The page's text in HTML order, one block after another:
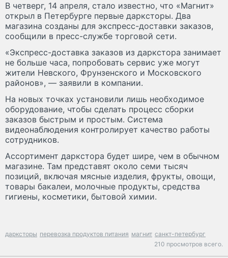
В четверг, 14 апреля, стало известно, что «Магнит»
открыл в Петербурге первые дарксторы. Два
магазина созданы для экспресс-доставки заказов,
сообщили в пресс-службе торговой сети.
«Экспресс-доставка заказов из даркстора занимает
не больше часа, попробовать сервис уже могут
жители Невского, Фрунзенского и Московского
районов», — заявили в компании.
На новых точках установили лишь необходимое
оборудование, чтобы сделать процесс сборки
заказов быстрым и простым. Система
видеонаблюдения контролирует качество работы
сотрудников.
Ассортимент даркстора будет шире, чем в обычном
магазине. Там представят около семи тысяч
позиций, включая мясные изделия, фрукты, овощи,
товары бакалеи, молочные продукты, средства
гигиены, косметики, бытовой химии.
дарксторы перевозка продуктов питания магнит санкт-петербург
210 просмотров всего.